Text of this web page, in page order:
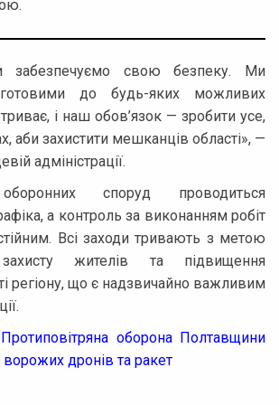
забезпечуємо свою безпеку. Ми
до будь-яких можливих
триває, і наш обов’язок — зробити усе,
аби захистити мешканців області», —
адміністрації.
споруд проводиться
а контроль за виконанням робіт
Всі заходи тривають з метою
захисту жителів та підвищення
регіону, що є надзвичайно важливим
Протиповітряна оборона Полтавщини
дронів та ракет